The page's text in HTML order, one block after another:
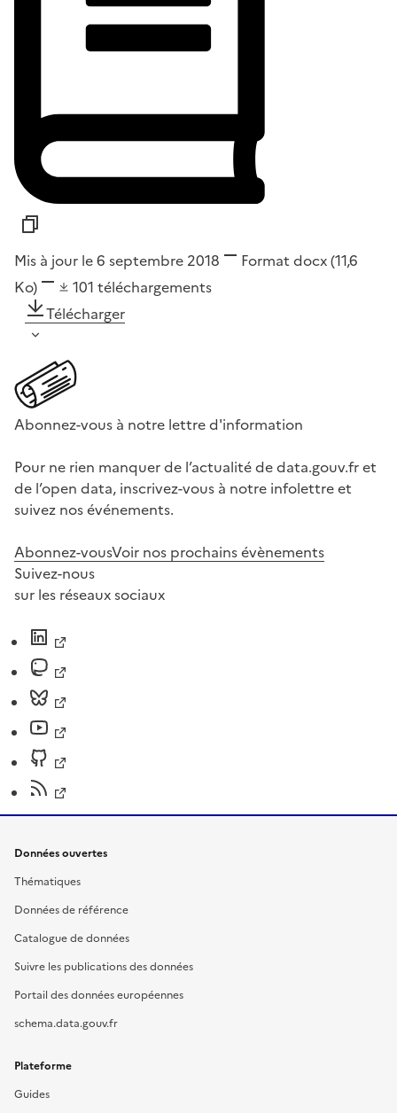
Mis à jour le 6 septembre 2018 Format docx(11,6
Ko)
101 téléchargements
Télécharger
Abonnez-vous à notre lettre d'information
Pour ne rien manquer de l’actualité de data.gouv.fr et
de l’open data, inscrivez-vous à notre infolettre et
suivez nos événements.
Abonnez-vousVoir nos prochains évènements
Suivez-nous
sur les réseaux sociaux
Données ouvertes
Thématiques
Données de référence
Catalogue de données
Suivre les publications des données
Portail des données européennes
schema.data.gouv.fr
Plateforme
Guides